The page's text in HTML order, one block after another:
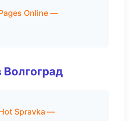
Online —
Spravka —